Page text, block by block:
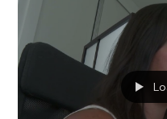
1 min de lectura